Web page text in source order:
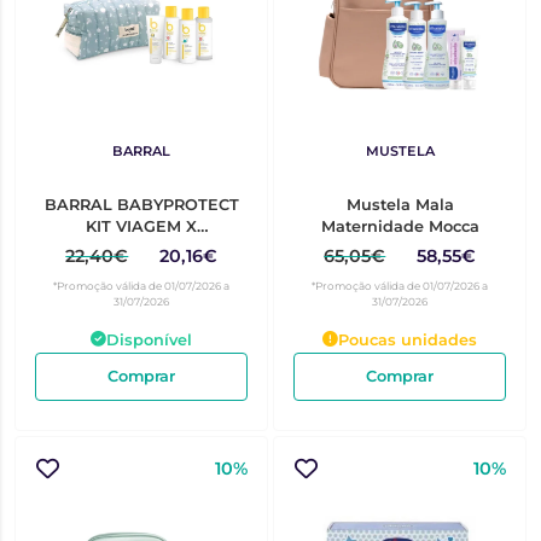
BARRAL
BARRAL BABYPROTECT
KIT VIAGEM X
LAVANDISKA
22,40€ 20,16€
*Promoção válida de 01/07/2026 a
31/07/2026
Disponível
Comprar
MUSTELA
Mustela Mala
Maternidade Mocca
65,05€ 58,55€
*Promoção válida de 01/07/2026 a
31/07/2026
Poucas unidades
Comprar
10% 10%